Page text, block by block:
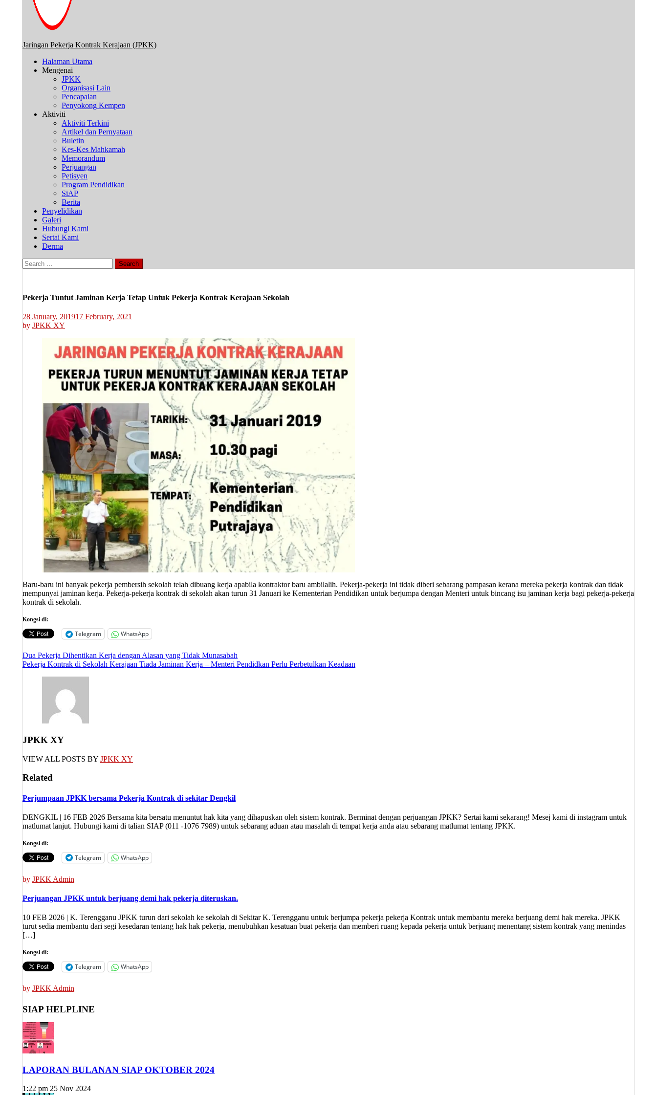
Jaringan Pekerja Kontrak Kerajaan (JPKK)
Halaman Utama
Mengenai
JPKK
Organisasi Lain
Pencapaian
Penyokong Kempen
Aktiviti
Aktiviti Terkini
Artikel dan Pernyataan
Buletin
Kes-Kes Mahkamah
Memorandum
Perjuangan
Petisyen
Program Pendidikan
SiAP
Berita
Penyelidikan
Galeri
Hubungi Kami
Sertai Kami
Derma
Search
for:
Pekerja Tuntut Jaminan Kerja Tetap Untuk Pekerja Kontrak Kerajaan Sekolah
28 January, 201917 February, 2021
by JPKK XY
Baru-baru ini banyak pekerja pembersih sekolah telah dibuang kerja apabila kontraktor baru ambilalih. Pekerja-pekerja ini tidak diberi sebarang pampasan kerana mereka pekerja kontrak dan tidak
mempunyai jaminan kerja. Pekerja-pekerja kontrak di sekolah akan turun 31 Januari ke Kementerian Pendidikan untuk berjumpa dengan Menteri untuk bincang isu jaminan kerja bagi pekerja-pekerja
kontrak di sekolah.
Kongsi di:
Telegram WhatsApp
Post
navigation
Dua Pekerja Dihentikan Kerja dengan Alasan yang Tidak Munasabah
Pekerja Kontrak di Sekolah Kerajaan Tiada Jaminan Kerja – Menteri Pendidkan Perlu Perbetulkan Keadaan
JPKK XY
VIEW ALL POSTS BY JPKK XY
Related
Perjumpaan JPKK bersama Pekerja Kontrak di sekitar Dengkil
DENGKIL | 16 FEB 2026 Bersama kita bersatu menuntut hak kita yang dihapuskan oleh sistem kontrak. Berminat dengan perjuangan JPKK? Sertai kami sekarang! Mesej kami di instagram untuk
matlumat lanjut. Hubungi kami di talian SIAP (011 -1076 7989) untuk sebarang aduan atau masalah di tempat kerja anda atau sebarang matlumat tentang JPKK.
Kongsi di:
Telegram WhatsApp
by JPKK Admin
Perjuangan JPKK untuk berjuang demi hak pekerja diteruskan.
10 FEB 2026 | K. Terengganu JPKK turun dari sekolah ke sekolah di Sekitar K. Terengganu untuk berjumpa pekerja pekerja Kontrak untuk membantu mereka berjuang demi hak mereka. JPKK
turut sedia membantu dari segi kesedaran tentang hak hak pekerja, menubuhkan kesatuan buat pekerja dan memberi ruang kepada pekerja untuk berjuang menentang sistem kontrak yang menindas
[…]
Kongsi di:
Telegram WhatsApp
by JPKK Admin
SIAP HELPLINE
LAPORAN BULANAN SIAP OKTOBER 2024
1:22 pm 25 Nov 2024